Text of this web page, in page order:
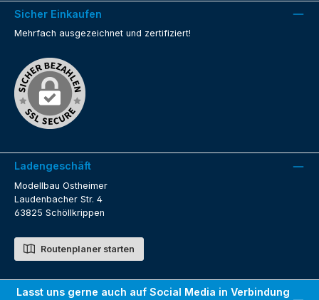
Sicher Einkaufen
Mehrfach ausgezeichnet und zertifiziert!
Ladengeschäft
Modellbau Ostheimer
Laudenbacher Str. 4
63825 Schöllkrippen
Routenplaner starten
Lasst uns gerne auch auf Social Media in Verbindung